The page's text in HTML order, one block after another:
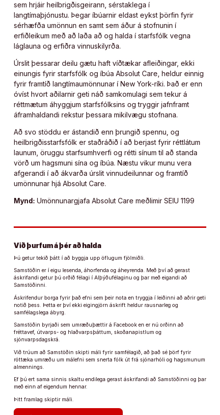
sem hrjáir heilbrigðisgeirann, sérstaklega í
langtímaþjónustu. Þegar íbúarnir eldast eykst þörfin fyrir
sérhæfða umönnun en samt sem áður á stofnunin í
erfiðleikum með að laða að og halda í starfsfólk vegna
láglauna og erfiðra vinnuskilyrða.
Úrslit þessarar deilu gætu haft víðtækar afleiðingar, ekki
einungis fyrir starfsfólk og íbúa Absolut Care, heldur einnig
fyrir framtíð langtímaumönnunar í New York-ríki. Það er enn
óvíst hvort aðilarnir geti náð samkomulagi sem tekur á
réttmætum áhyggjum starfsfólksins og tryggir jafnframt
áframhaldandi rekstur þessara mikilvægu stofnana.
Að svo stöddu er ástandið enn þrungið spennu, og
heilbrigðisstarfsfólk er staðráðið í að berjast fyrir réttlátum
launum, öruggu starfsumhverfi og rétti sínum til að standa
vörð um hagsmuni sína og íbúa. Næstu vikur munu vera
afgerandi í að ákvarða úrslit vinnudeilunnar og framtíð
umönnunar hjá Absolut Care.
Mynd: Umönnunargjafa Absolut Care meðlimir SEIU 1199
Við þurfum á þér að halda
Þú getur tekið þátt í að byggja upp öflugum fjölmiðli.
Samstöðin er í eigu lesenda, áhorfenda og áheyrenda. Með því að gerast
áskrifandi getur þú orðið félagi í Alþýðufélaginu og þar með eigandi að
Samstöðinni.
Áskrifendur borga fyrir það efni sem þeir nota en tryggja í leiðinni að aðrir geti
notið þess. Þetta er því ekki eigingjörn áskrift heldur rausnarleg og
samfélagslega ábyrg.
Samstöðin byrjaði sem umræðuþættir á Facebook en er nú orðinn að
fréttavef, útvarps- og hlaðvarpsþáttum, skoðanapistlum og
sjónvarpsdagskrá.
Við trúum að Samstöðin skipti máli fyrir samfélagið, að það sé þörf fyrir
róttæka umræðu um málefni sem snerta fólk út frá sjónarhóli og hagsmunum
almennings.
Ef þú ert sama sinnis skaltu endilega gerast áskrifandi að Samstöðinni og þar
með einn af eigendum hennar.
Þitt framlag skiptir máli.